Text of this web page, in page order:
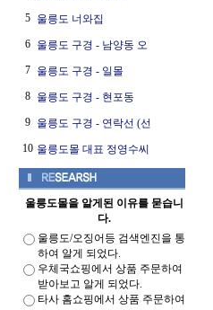
5 울릉도 너와집
6 울릉도 구경 - 남양동 오
7 울릉도 구경 - 일몰
8 울릉도 구경 - 현포동
9 울릉도 구경 - 연락선 (선
10 울릉도몰 대표 정영수씨
울릉도몰을 알게된 이유를 묻습니
다.
울릉도/오징어등 검색엔진을 통
하여 알게 되었다.
우체국쇼핑에서 상품 주문하여
받아보고 알게 되었다.
타사 홈쇼핑에서 상품 주문하여